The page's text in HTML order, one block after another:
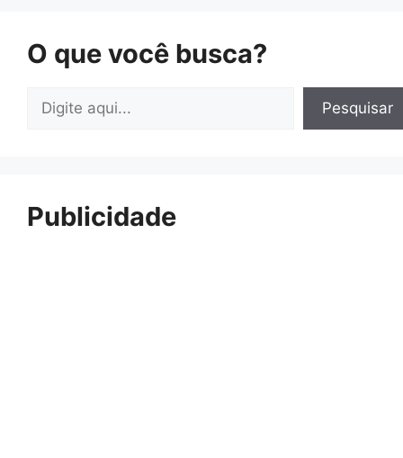
O que você busca?
Pesquisar Pesquisar
Publicidade